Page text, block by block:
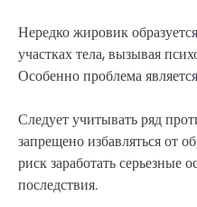
Нередко жировик
участках тела, вызывая
Особенно проблема
Следует учитывать ряд
запрещено избавляться от
риск заработать серьезные
последствия.